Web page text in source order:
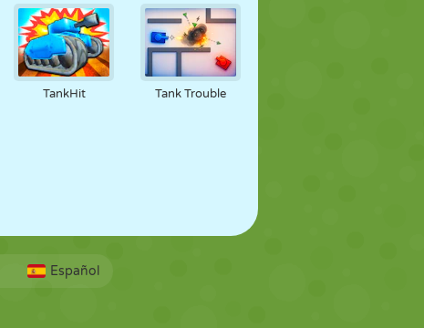
GUERRA ZOMBIES
TankHit Tank Trouble
Español